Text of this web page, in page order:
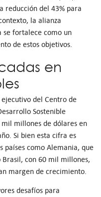
reducción del 43% para
la alianza
fortalece como un
de estos objetivos.
en
del Centro de
Sostenible
mil millones de dólares en
Si bien esta cifra es
como Alemania, que
con 60 mil millones,
margen de crecimiento.
desafíos para